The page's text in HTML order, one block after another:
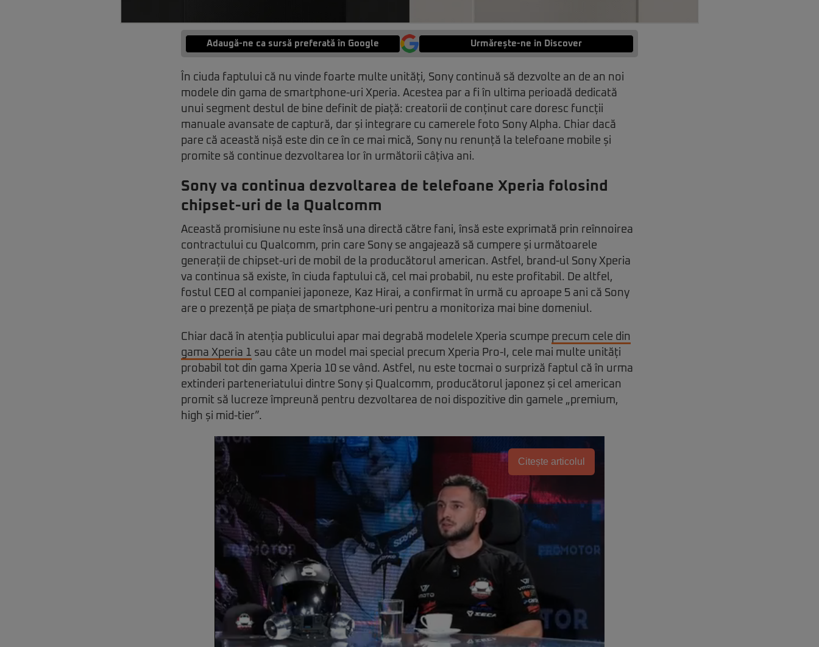
Adaugă-ne ca sursă preferată în Google Urmărește-ne in Discover
În ciuda faptului că nu vinde foarte multe unități, Sony continuă să dezvolte an de an noi
modele din gama de smartphone-uri Xperia. Acestea par a fi în ultima perioadă dedicată
unui segment destul de bine definit de piață: creatorii de conținut care doresc funcții
manuale avansate de captură, dar și integrare cu camerele foto Sony Alpha. Chiar dacă
pare că această nișă este din ce în ce mai mică, Sony nu renunță la telefoane mobile și
promite să continue dezvoltarea lor în următorii câțiva ani.
Sony va continua dezvoltarea de telefoane Xperia folosind
chipset-uri de la Qualcomm
Această promisiune nu este însă una directă către fani, însă este exprimată prin reînnoirea
contractului cu Qualcomm, prin care Sony se angajează să cumpere și următoarele
generații de chipset-uri de mobil de la producătorul american. Astfel, brand-ul Sony Xperia
va continua să existe, în ciuda faptului că, cel mai probabil, nu este profitabil. De altfel,
fostul CEO al companiei japoneze, Kaz Hirai, a confirmat în urmă cu aproape 5 ani că Sony
are o prezență pe piața de smartphone-uri pentru a monitoriza mai bine domeniul.
Chiar dacă în atenția publicului apar mai degrabă modelele Xperia scumpe precum cele din
gama Xperia 1 sau câte un model mai special precum Xperia Pro-I, cele mai multe unități
probabil tot din gama Xperia 10 se vând. Astfel, nu este tocmai o surpriză faptul că în urma
extinderi parteneriatului dintre Sony și Qualcomm, producătorul japonez și cel american
promit să lucreze împreună pentru dezvoltarea de noi dispozitive din gamele „premium,
high și mid-tier”.
Citește articolul